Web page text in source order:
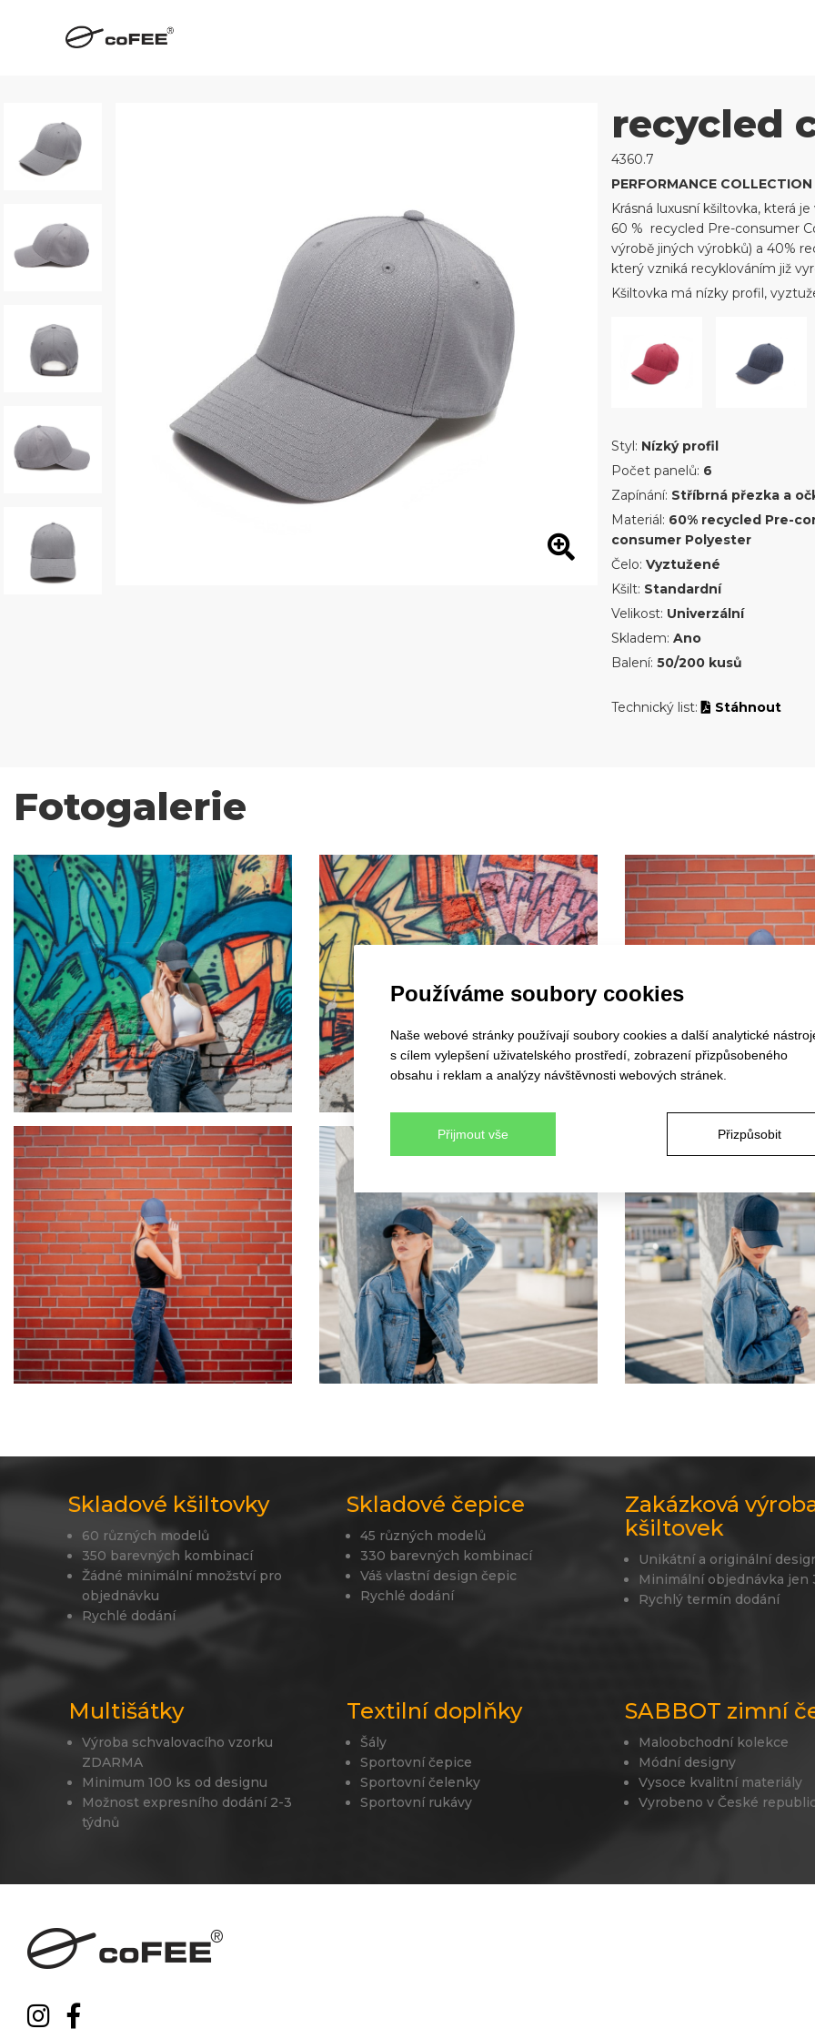
Používáme soubory cookies
Naše webové stránky používají soubory cookies a další analytické
s cílem vylepšení uživatelského prostředí, zobrazení přizpůsobeného
obsahu i reklam a analýzy návštěvnosti webových stránek.
Přijmout vše Přizpůsobit
recycled
4360.7
PERFORMANCE
Krásná luxusní kšiltovka, která
60 % recycled Pre-consumer
výrobě jiných výrobků) a 40%
který vzniká recyklováním již
Kšiltovka má nízky profil,
Styl: Nízký profil
Počet panelů: 6
Zapínání: Stříbrná přezka a
Materiál: 60% recycled Pre-
consumer Polyester
Čelo: Vyztužené
Kšilt: Standardní
Velikost: Univerzální
Skladem: Ano
Balení: 50/200 kusů
Technický list: Stáhnout
Fotogalerie
Skladové kšiltovky
60 různých modelů
350 barevných kombinací
Žádné minimální množství pro
objednávku
Rychlé dodání
Skladové čepice
45 různých modelů
330 barevných kombinací
Váš vlastní design čepic
Rychlé dodání
Zakázková
kšiltovek
Unikátní a originální
Minimální objednávka jen
Rychlý termín dodání
Multišátky
Výroba schvalovacího vzorku
ZDARMA
Minimum 100 ks od designu
Možnost expresního dodání 2-3
týdnů
Textilní doplňky
Šály
Sportovní čepice
Sportovní čelenky
Sportovní rukávy
SABBOT zimní
Maloobchodní kolekce
Módní designy
Vysoce kvalitní materiály
Vyrobeno v České